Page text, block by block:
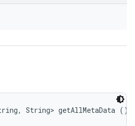
String> getAllMetaData ()